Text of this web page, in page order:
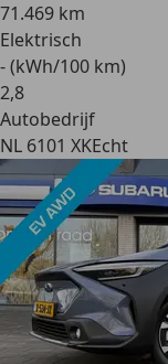
71.469 km
Elektrisch
- (kWh/100 km)
2,8
Autobedrijf
NL 6101 XKEcht